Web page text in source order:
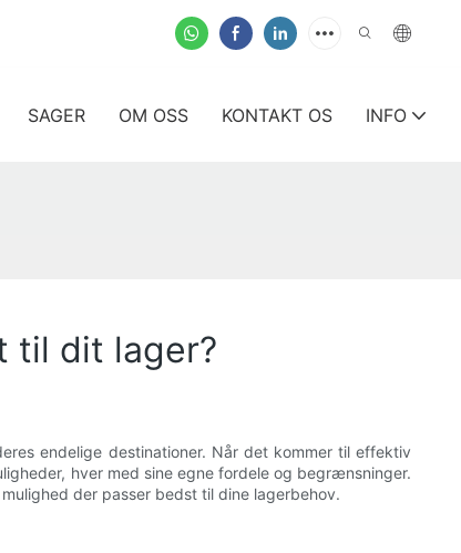
SAGER OM OSS KONTAKT OS INFO
til dit lager?
endelige destinationer. Når det kommer til effektiv
hver med sine egne fordele og begrænsninger.
der passer bedst til dine lagerbehov.